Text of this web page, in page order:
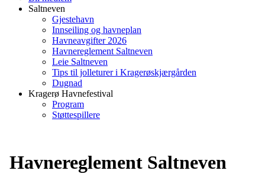
Saltneven
Gjestehavn
Innseiling og havneplan
Havneavgifter 2026
Havnereglement Saltneven
Leie Saltneven
Tips til jolleturer i Kragerøskjærgården
Dugnad
Kragerø Havnefestival
Program
Støttespillere
Havnereglement Saltneven